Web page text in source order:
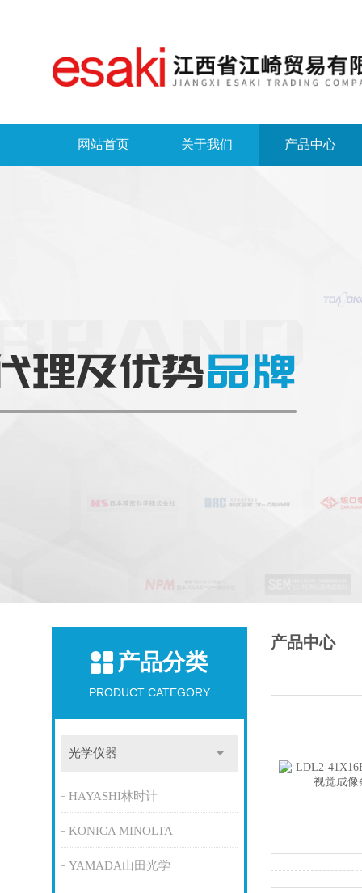
网站首页 关于我们 产品中心
产品分类
PRODUCT CATEGORY
光学仪器
HAYASHI林时计
KONICA MINOLTA
YAMADA山田光学
产品中心